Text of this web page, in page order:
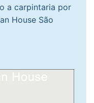
a carpintaria por
House São